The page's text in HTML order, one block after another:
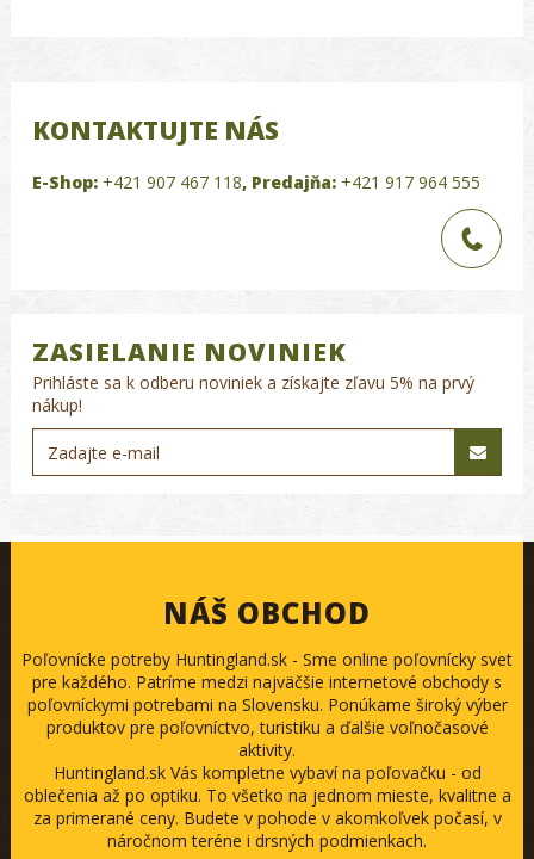
KONTAKTUJTE NÁS
E-Shop: +421 907 467 118, Predajňa: +421 917 964 555
ZASIELANIE NOVINIEK
Prihláste sa k odberu noviniek a získajte zľavu 5% na prvý
nákup!
NÁŠ OBCHOD
Poľovnícke potreby Huntingland.sk - Sme online poľovnícky svet
pre každého. Patríme medzi najväčšie internetové obchody s
poľovníckymi potrebami na Slovensku. Ponúkame široký výber
produktov pre poľovníctvo, turistiku a ďalšie voľnočasové
aktivity.
Huntingland.sk Vás kompletne vybaví na poľovačku - od
oblečenia až po optiku. To všetko na jednom mieste, kvalitne a
za primerané ceny. Budete v pohode v akomkoľvek počasí, v
náročnom teréne i drsných podmienkach.